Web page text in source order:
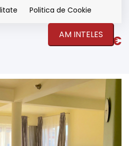
Politica de Cookie
AM INTELES
parcare
1.800€